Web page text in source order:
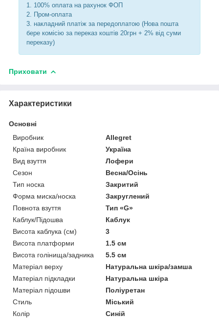
1. 100% оплата на рахунок ФОП
2. Пром-оплата
3. накладний платіж за передоплатою (Нова пошта
бере комісію за переказ коштів 20грн + 2% від суми
переказу)
Приховати
Характеристики
Основні
Виробник
Allegret
Країна виробник
Україна
Вид взуття
Лофери
Сезон
Весна/Осінь
Тип носка
Закритий
Форма миска/носка
Закруглений
Повнота взуття
Тип «G»
Каблук/Підошва
Каблук
Висота каблука (см)
3
Висота платформи
1.5 см
Висота голінища/задника
5.5 см
Матеріал верху
Натуральна шкіра/замша
Матеріал підкладки
Натуральна шкіра
Матеріал підошви
Поліуретан
Стиль
Міський
Колір
Синій